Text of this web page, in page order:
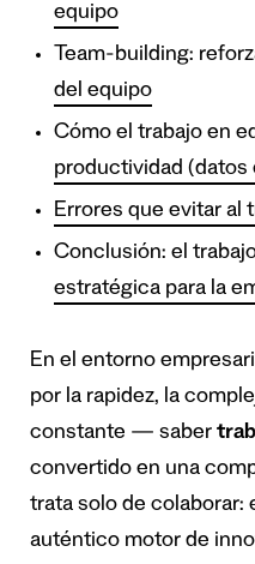
equipo
Team-building:
del equipo
Cómo el trabajo en
productividad (datos
Errores que evitar al
Conclusión: el
estratégica para la
En el entorno
por la rapidez, la
constante — saber
convertido en una
trata solo de colaborar:
auténtico motor de